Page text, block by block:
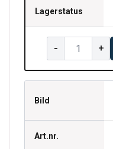
Lagerstatus
- +
Bild
Art.nr.